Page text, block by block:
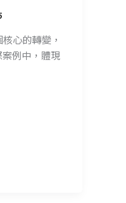
心的轉變，
例中，體現